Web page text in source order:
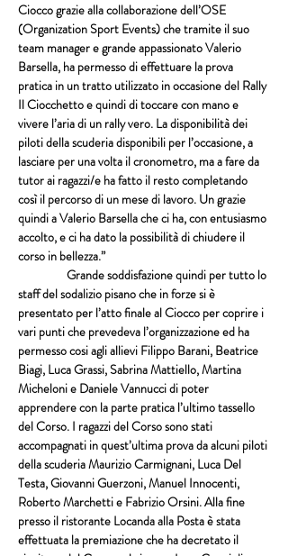
Ciocco grazie alla collaborazione dell’OSE
(Organization Sport Events) che tramite il suo
team manager e grande appassionato Valerio
Barsella, ha permesso di effettuare la prova
pratica in un tratto utilizzato in occasione del Rally
Il Ciocchetto e quindi di toccare con mano e
vivere l’aria di un rally vero. La disponibilità dei
piloti della scuderia disponibili per l’occasione, a
lasciare per una volta il cronometro, ma a fare da
tutor ai ragazzi/e ha fatto il resto completando
così il percorso di un mese di lavoro. Un grazie
quindi a Valerio Barsella che ci ha, con entusiasmo
accolto, e ci ha dato la possibilità di chiudere il
corso in bellezza.”
Grande soddisfazione quindi per tutto lo
staff del sodalizio pisano che in forze si è
presentato per l’atto finale al Ciocco per coprire i
vari punti che prevedeva l’organizzazione ed ha
permesso cosi agli allievi Filippo Barani, Beatrice
Biagi, Luca Grassi, Sabrina Mattiello, Martina
Micheloni e Daniele Vannucci di poter
apprendere con la parte pratica l’ultimo tassello
del Corso. I ragazzi del Corso sono stati
accompagnati in quest’ultima prova da alcuni piloti
della scuderia Maurizio Carmignani, Luca Del
Testa, Giovanni Guerzoni, Manuel Innocenti,
Roberto Marchetti e Fabrizio Orsini. Alla fine
presso il ristorante Locanda alla Posta è stata
effettuata la premiazione che ha decretato il